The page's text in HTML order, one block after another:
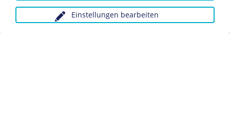
Anfragen wegen Bildvorlagen bitte unter Angabe des
Verwendungszwecks an:fotoservice@dhm.de
Einstellungen bearbeiten